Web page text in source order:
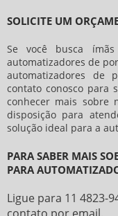
SOLICITE UM
Se você busca
automatizadores de
automatizadores de
contato conosco para
conhecer mais sobre
disposição para
solução ideal para a
PARA SABER MAIS
PARA
Ligue para 11 4823-